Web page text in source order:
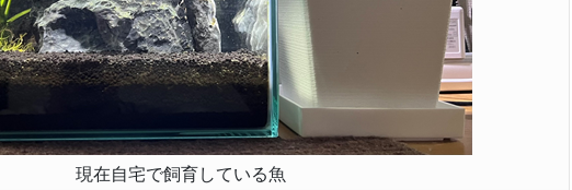
現在自宅で飼育している魚